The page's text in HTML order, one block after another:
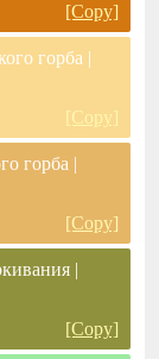
[Copy]
горба |
[Copy]
горба |
[Copy]
|
[Copy]